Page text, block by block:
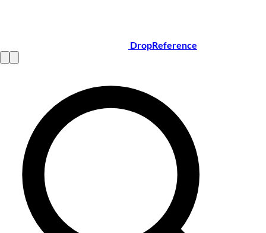
DropReference